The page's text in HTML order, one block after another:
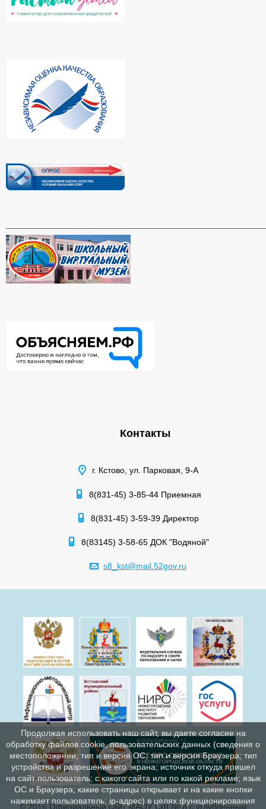
Контакты
г. Кстово, ул. Парковая, 9-А
8(831-45) 3-85-44 Приемная
8(831-45) 3-59-39 Директор
8(83145) 3-58-65 ДОК "Водяной"
s8_kst@mail.52gov.ru
© 2016 Официальный сайт МАОУ СШ № 8 с углублённым
Продолжая использовать наш сайт, вы даете согласие на
обработку файлов cookie, пользовательских данных (сведения о
местоположении; тип и версия ОС; тип и версия Браузера; тип
устройства и разрешение его экрана; источник откуда пришел
на сайт пользователь; с какого сайта или по какой рекламе; язык
ОС и Браузера; какие страницы открывает и на какие кнопки
нажимает пользователь; ip-адрес) в целях функционирования